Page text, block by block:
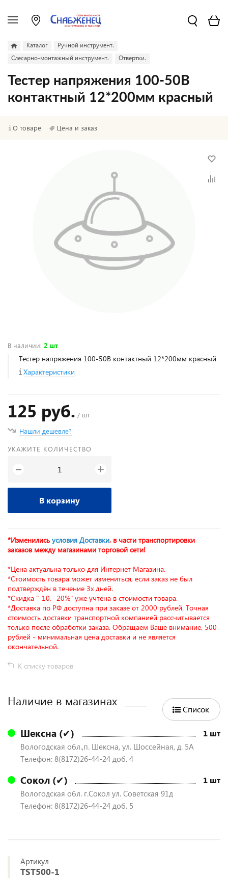
Каталог
Ручной инструмент.
Слесарно-монтажный инструмент.
Отвертки.
Тестер напряжения 100-50В
контактный 12*200мм красный
О товаре Цена и заказ
В наличии: 2 шт
Тестер напряжения 100-50В контактный 12*200мм красный
Характеристики
125 руб. / шт
Нашли дешевле?
УКАЖИТЕ КОЛИЧЕСТВО
− +
В корзину
*Изменились условия Доставки, в части транспортировки
заказов между магазинами торговой сети!
*Цена актуальна только для Интернет Магазина.
*Стоимость товара может измениться, если заказ не был
подтверждён в течение 3х дней.
*Скидка "-10, -20%" уже учтена в стоимости товара.
*Доставка по РФ доступна при заказе от 2000 рублей. Точная
стоимость доставки транспортной компанией рассчитывается
только после обработки заказа. Обращаем Ваше внимание, 500
рублей - минимальная цена доставки и не является
окончательной.
К списку товаров
Наличие в магазинах
Список
Шексна (✔) 1 шт
Вологодская обл.,п. Шексна, ул. Шоссейная, д. 5А
Телефон: 8(8172)26-44-24 доб. 4
Сокол (✔) 1 шт
Вологодская обл. г.Сокол ул. Советская 91д
Телефон: 8(8172)26-44-24 доб. 5
Артикул
TST500-1